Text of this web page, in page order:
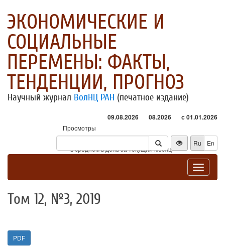
ЭКОНОМИЧЕСКИЕ И
СОЦИАЛЬНЫЕ
ПЕРЕМЕНЫ: ФАКТЫ,
ТЕНДЕНЦИИ, ПРОГНОЗ
Научный журнал ВолНЦ РАН (печатное издание)
09.08.2026 08.2026 с 01.01.2026
Просмотры
Посетители
* - в среднем в день за текущий месяц
Ru En
Toggle
Том 12, №3, 2019
PDF